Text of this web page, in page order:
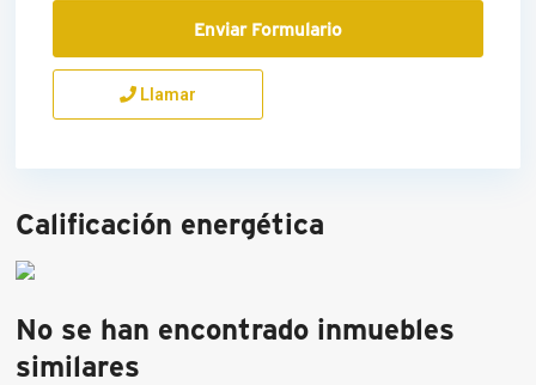
Llamar
Calificación energética
No se han encontrado inmuebles
similares